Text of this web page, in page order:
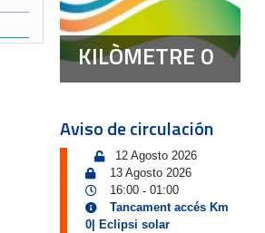
KILÒMETRE 0
Aviso de circulación
12 Agosto 2026
13 Agosto 2026
16:00- 01:00
Tancament accés Km
0| Eclipsi solar